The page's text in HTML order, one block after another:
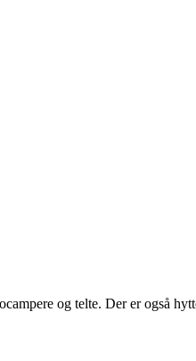
og telte. Der er også